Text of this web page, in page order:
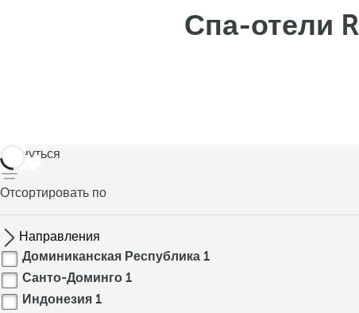
Спа-отели
вернуться
Отсортировать по
Направления
Доминиканская Республика 1
Санто-Доминго 1
Индонезия 1